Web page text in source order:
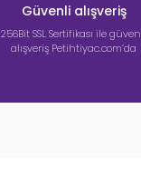
Güvenli alışveriş
256Bit SSL Sertifikası ile
alışveriş Petihtiyac.com’da